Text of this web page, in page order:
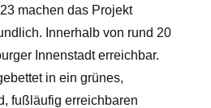
machen das Projekt
Innerhalb von rund 20
Innenstadt erreichbar.
in ein grünes,
fußläufig erreichbaren